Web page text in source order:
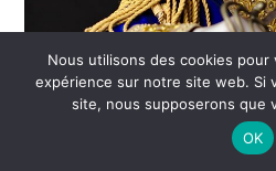
Nous utilisons des cookies pour
expérience sur notre site web. Si
site, nous supposerons que
OK